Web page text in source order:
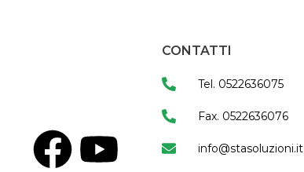
CONTATTI
Tel. 0522636075
Fax. 0522636076
info@stasoluzioni.it